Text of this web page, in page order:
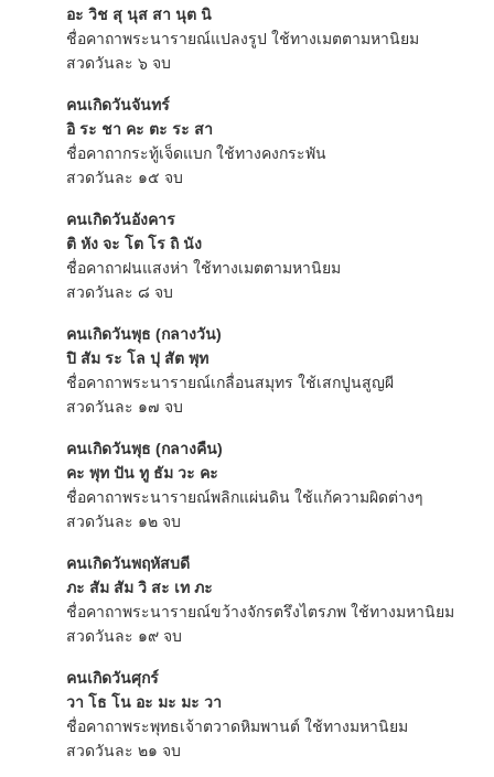
อะ วิช สุ นุส สา นุต นิ
ชื่อคาถาพระนารายณ์แปลงรูป ใช้ทางเมตตามหานิยม
สวดวันละ ๖ จบ
คนเกิดวันจันทร์
อิ ระ ชา คะ ตะ ระ สา
ชื่อคาถากระทู้เจ็ดแบก ใช้ทางคงกระพัน
สวดวันละ ๑๕ จบ
คนเกิดวันอังคาร
ติ หัง จะ โต โร ถิ นัง
ชื่อคาถาฝนแสงห่า ใช้ทางเมตตามหานิยม
สวดวันละ ๘ จบ
คนเกิดวันพุธ (กลางวัน)
ปิ สัม ระ โล ปุ สัต พุท
ชื่อคาถาพระนารายณ์เกลื่อนสมุทร ใช้เสกปูนสูญผี
สวดวันละ ๑๗ จบ
คนเกิดวันพุธ (กลางคืน)
คะ พุท ปัน ทู ธัม วะ คะ
ชื่อคาถาพระนารายณ์พลิกแผ่นดิน ใช้แก้ความผิดต่างๆ
สวดวันละ ๑๒ จบ
คนเกิดวันพฤหัสบดี
ภะ สัม สัม วิ สะ เท ภะ
ชื่อคาถาพระนารายณ์ขว้างจักรตรึงไตรภพ ใช้ทางมหานิยม
สวดวันละ ๑๙ จบ
คนเกิดวันศุกร์
วา โธ โน อะ มะ มะ วา
ชื่อคาถาพระพุทธเจ้าตวาดหิมพานต์ ใช้ทางมหานิยม
สวดวันละ ๒๑ จบ